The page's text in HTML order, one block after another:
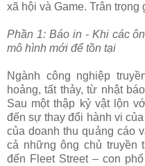
xã hội và Game. Trân
Phần 1: Báo in - Khi các
mô hình mới để tồn tại
Ngành công nghiệp
hoảng, tất thảy, từ nhật
Sau một thập kỷ vật lộn
đến sự thay đổi hành vi
của doanh thu quảng cáo
cả những ông chủ truyền
đến Fleet Street – con